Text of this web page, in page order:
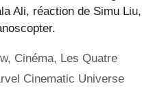
Ali, réaction de Simu Liu,
, Cinéma, Les Quatre
Cinematic Universe